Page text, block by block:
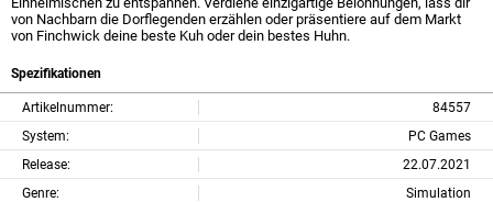
von Nachbarn die Dorflegenden erzählen oder präsentiere auf dem Markt
von Finchwick deine beste Kuh oder dein bestes Huhn.
Spezifikationen
Artikelnummer:
84557
System:
PC Games
Release:
22.07.2021
Genre:
Simulation